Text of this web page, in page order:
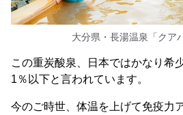
大分県・長湯温泉「クア
この重炭酸泉、日本ではかなり希
1％以下と言われています。
今のご時世、体温を上げて免疫力